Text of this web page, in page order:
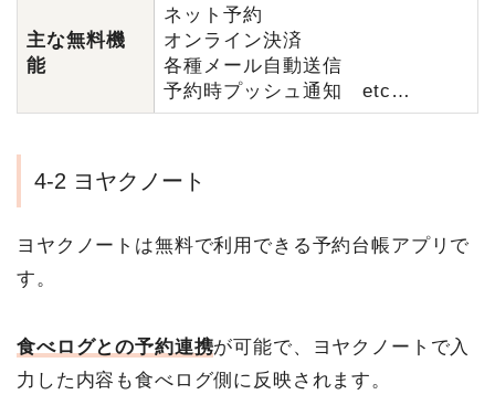
主な無料機
能
ネット予約
オンライン決済
各種メール自動送信
予約時プッシュ通知 etc…
4-2 ヨヤクノート
ヨヤクノートは無料で利用できる予約台帳アプリで
す。
食べログとの予約連携が可能で、ヨヤクノートで入
力した内容も食べログ側に反映されます。